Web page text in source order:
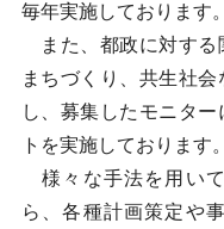
毎年実施しております。
また、都政に対する
まちづくり、共生社
し、募集したモニタ
トを実施しております。
様々な手法を用い
ら、各種計画策定や